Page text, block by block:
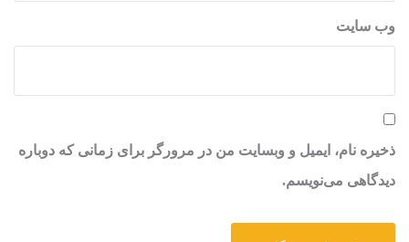
وب‌ سایت
ذخیره نام، ایمیل و وبسایت من در مرورگر برای زمانی که دوباره
دیدگاهی می‌نویسم.